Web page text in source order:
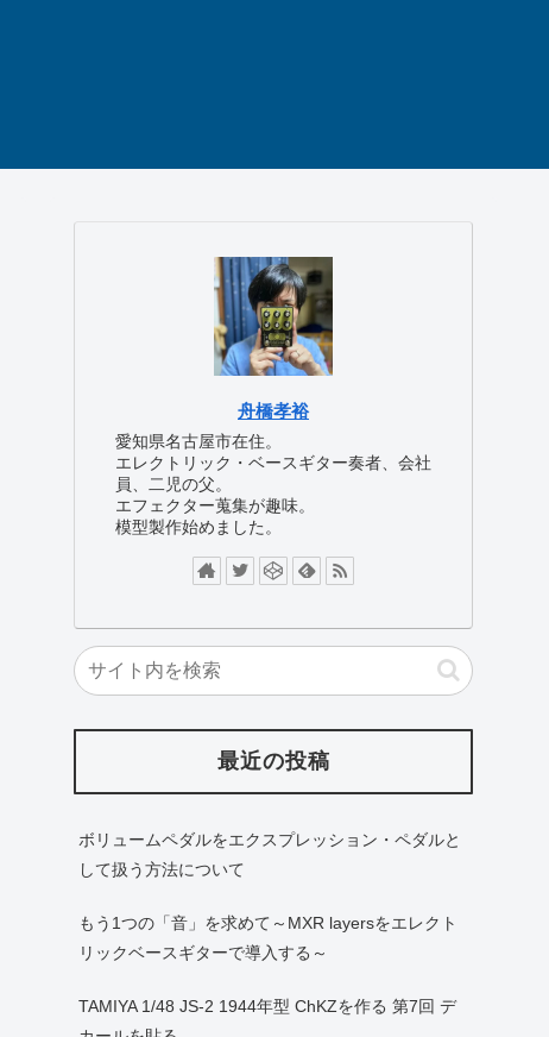
舟橋孝裕
愛知県名古屋市在住。
エレクトリック・ベースギター奏者、会社
員、二児の父。
エフェクター蒐集が趣味。
模型製作始めました。
最近の投稿
ボリュームペダルをエクスプレッション・ペダルと
して扱う方法について
もう1つの「音」を求めて～MXR layersをエレクト
リックベースギターで導入する～
TAMIYA 1/48 JS-2 1944年型 ChKZを作る 第7回 デ